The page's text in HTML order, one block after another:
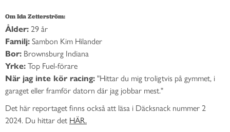
Om Ida Zetterström:
Ålder:29 år
Familj:Sambon Kim Hilander
Bor: Brownsburg Indiana
Yrke:Top Fuel-förare
När jag inte kör racing:"Hittar du mig troligtvis på gymmet, i
garaget eller framför datorn där jag jobbar mest."
Det här reportaget finns också att läsa i Däcksnack nummer 2
2024. Du hittar det HÄR.